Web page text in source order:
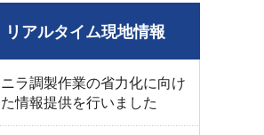
リアルタイム現地情報
ニラ調製作業の省力化に向け
た情報提供を行いました